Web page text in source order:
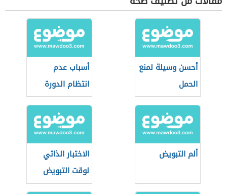
أحسن وسيلة لمنع
الحمل
أسباب عدم
انتظام الدورة
ألم التبويض
الاختبار الذاتي
لوقت التبويض